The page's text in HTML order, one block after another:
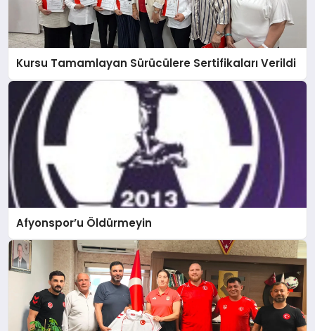
Kursu Tamamlayan Sürücülere Sertifikaları Verildi
Afyonspor’u Öldürmeyin